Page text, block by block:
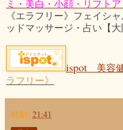
ミ・美白・小顔・リフトア
《エラフリー》フェイシ
ッドマッサージ・占い【大
ispot 美容
ラフリー》
時刻: 21:41